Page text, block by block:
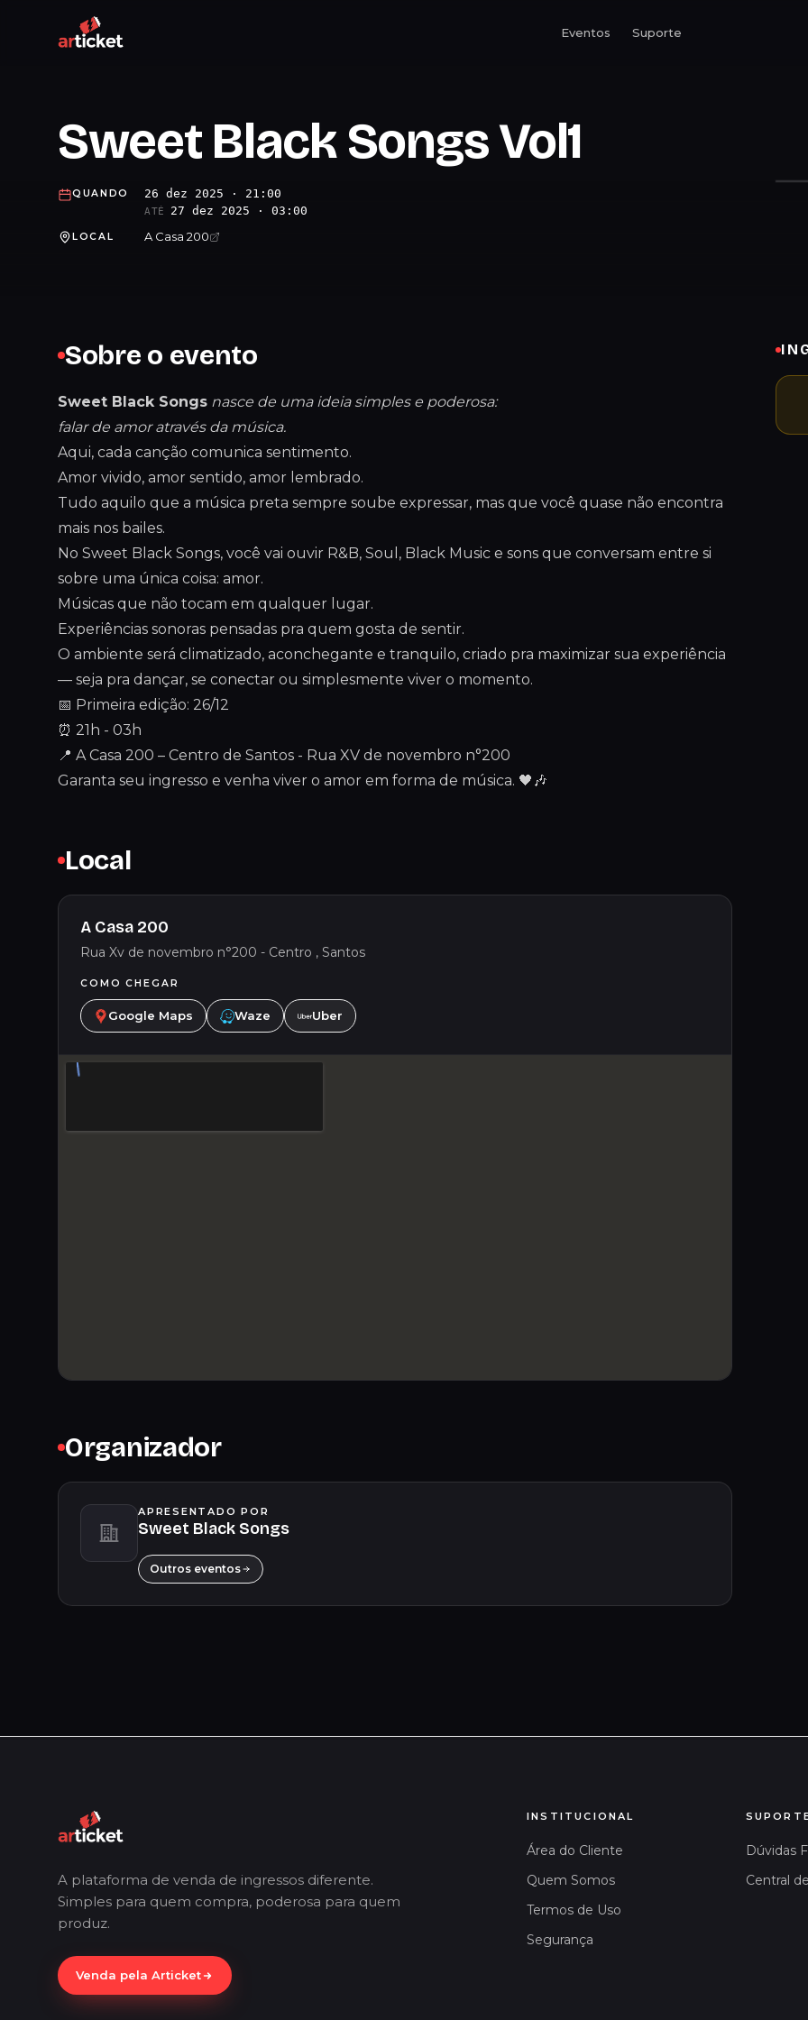
Eventos Suporte
Sweet Black Songs Vol1
QUANDO 26 dez 2025 · 21:00
ATÉ 27 dez 2025 · 03:00
LOCAL A Casa 200
Sobre o evento
Sweet Black Songs nasce de uma ideia simples e poderosa:
falar de amor através da música.
Aqui, cada canção comunica sentimento.
Amor vivido, amor sentido, amor lembrado.
Tudo aquilo que a música preta sempre soube expressar, mas que você quase não encontra
mais nos bailes.
No Sweet Black Songs, você vai ouvir R&B, Soul, Black Music e sons que conversam entre si
sobre uma única coisa: amor.
Músicas que não tocam em qualquer lugar.
Experiências sonoras pensadas pra quem gosta de sentir.
O ambiente será climatizado, aconchegante e tranquilo, criado pra maximizar sua experiência
— seja pra dançar, se conectar ou simplesmente viver o momento.
📅 Primeira edição: 26/12
⏰ 21h - 03h
📍 A Casa 200 – Centro de Santos - Rua XV de novembro n°200
Garanta seu ingresso e venha viver o amor em forma de música. 🖤🎶
Local
A Casa 200
Rua Xv de novembro n°200 - Centro , Santos
COMO CHEGAR
Google Maps Waze Uber
Organizador
APRESENTADO POR
Sweet Black Songs
Outros eventos
A plataforma de venda de ingressos diferente.
Simples para quem compra, poderosa para quem
produz.
Venda pela Articket
INSTITUCIONAL
Área do Cliente
Quem Somos
Termos de Uso
Segurança
Dúvidas
Central